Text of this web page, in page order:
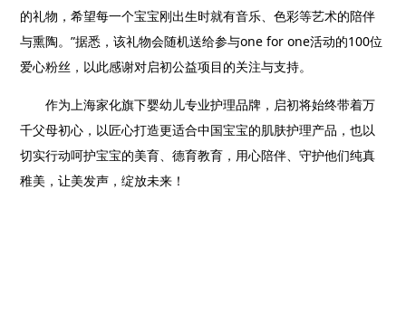
的礼物，希望每一个宝宝刚出生时就有音乐、色彩等艺术的陪伴
与熏陶。”据悉，该礼物会随机送给参与one for one活动的100位
爱心粉丝，以此感谢对启初公益项目的关注与支持。
作为上海家化旗下婴幼儿专业护理品牌，启初将始终带着万
千父母初心，以匠心打造更适合中国宝宝的肌肤护理产品，也以
切实行动呵护宝宝的美育、德育教育，用心陪伴、守护他们纯真
稚美，让美发声，绽放未来！